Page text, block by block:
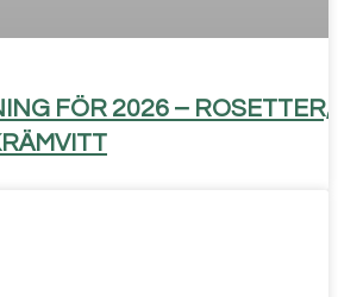
FÖR 2026 – ROSETTER,